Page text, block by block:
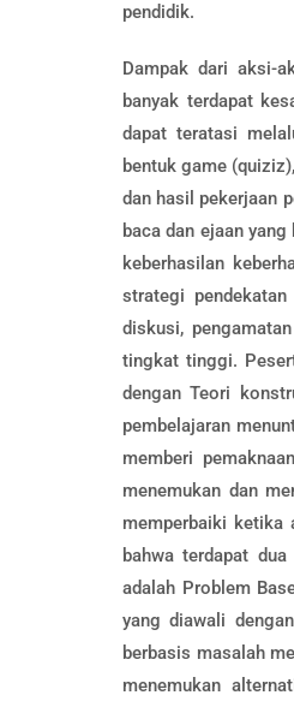
pendidik.
Dampak dari aksi-
banyak terdapat
dapat teratasi
bentuk game
dan hasil pekerjaan
baca dan ejaan
keberhasilan
strategi
diskusi,
tingkat tinggi.
dengan Teori
pembelajaran
memberi
menemukan dan
memperbaiki ketika
bahwa terdapat
adalah Problem
yang diawali
berbasis masalah
menemukan